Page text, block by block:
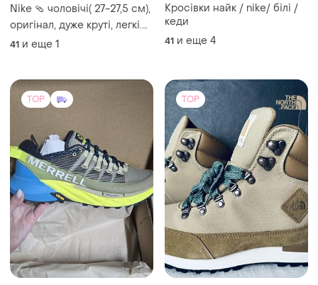
Nike 🩴 чоловічі( 27-27,5 см),
оригінал, дуже круті, легкі.
замовляла чоловіку, не
підійшли.
41 и еще 1
Кросівки найк / nike/ білі /
кеди
41 и еще 4
TOP TOP